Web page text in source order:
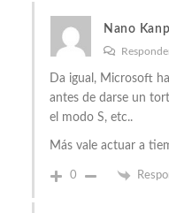
Nano
Da igual, Microsoft
antes de darse un
el modo S, etc..
Más vale actuar a
0